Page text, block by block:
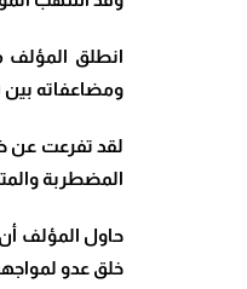
انطلق المؤلف
ومضاعفاته بين (1990/
لقد تفرعت عن
المضطربة
حاول المؤلف
خلق عدو